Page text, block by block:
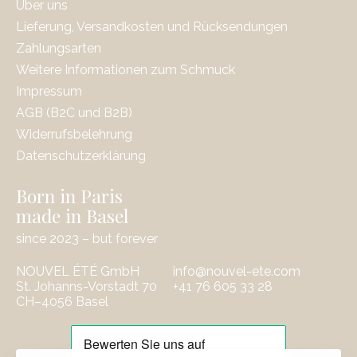
Über uns
Lieferung, Versandkosten und Rücksendungen
Zahlungsarten
Weitere Informationen zum Schmuck
Impressum
AGB (B2C und B2B)
Widerrufsbelehrung
Datenschutzerklärung
Born in Paris
made in Basel
since 2023 – but forever
NOUVEL ÉTÉ GmbH
St. Johanns-Vorstadt 70
CH–4056 Basel
info@nouvel-ete.com
‭+41 76 605 33 28